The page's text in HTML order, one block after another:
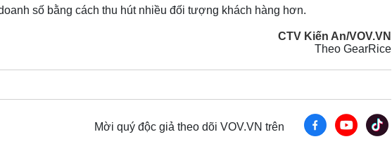
số bằng cách thu hút nhiều đối tượng khách hàng hơn.
CTV Kiến An/VOV.VN
Theo GearRice
Mời quý độc giả theo dõi VOV.VN trên